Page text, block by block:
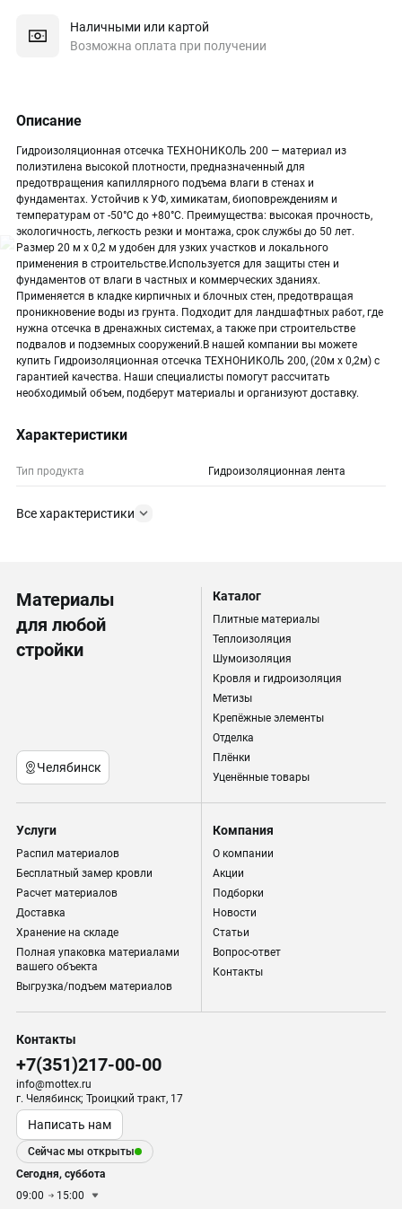
Наличными или картой
Возможна оплата при получении
Описание
Гидроизоляционная отсечка ТЕХНОНИКОЛЬ 200 — материал из
полиэтилена высокой плотности, предназначенный для
предотвращения капиллярного подъема влаги в стенах и
фундаментах. Устойчив к УФ, химикатам, биоповреждениям и
температурам от -50°C до +80°C. Преимущества: высокая прочность,
экологичность, легкость резки и монтажа, срок службы до 50 лет.
Размер 20 м х 0,2 м удобен для узких участков и локального
применения в строительстве.Используется для защиты стен и
фундаментов от влаги в частных и коммерческих зданиях.
Применяется в кладке кирпичных и блочных стен, предотвращая
проникновение воды из грунта. Подходит для ландшафтных работ, где
нужна отсечка в дренажных системах, а также при строительстве
подвалов и подземных сооружений.В нашей компании вы можете
купить Гидроизоляционная отсечка ТЕХНОНИКОЛЬ 200, (20м х 0,2м) с
гарантией качества. Наши специалисты помогут рассчитать
необходимый объем, подберут материалы и организуют доставку.
Характеристики
Тип продукта Гидроизоляционная лента
Все характеристики
Материалы
для любой
стройки
Челябинск
Каталог
Плитные материалы
Теплоизоляция
Шумоизоляция
Кровля и гидроизоляция
Метизы
Крепёжные элементы
Отделка
Плёнки
Уценённые товары
Услуги
Распил материалов
Бесплатный замер кровли
Расчет материалов
Доставка
Хранение на складе
Полная упаковка материалами
вашего объекта
Выгрузка/подъем материалов
Компания
О компании
Акции
Подборки
Новости
Статьи
Вопрос-ответ
Контакты
Контакты
+7(351)217-00-00
info@mottex.ru
г. Челябинск; Троицкий тракт, 17
Написать нам
Сейчас мы открыты
Сегодня, суббота
09:00
15:00